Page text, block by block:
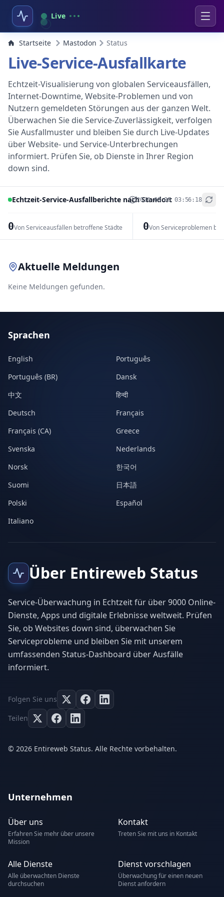
Live
Startseite Mastodon Status
Live-Service-Ausfallkarte
Echtzeit-Visualisierung von globalen Serviceausfällen,
Internet-Downtime, Website-Problemen und von
Nutzern gemeldeten Störungen aus der ganzen Welt.
Überwachen Sie die Service-Zuverlässigkeit, verfolgen
Sie Ausfallmuster und bleiben Sie durch Live-Updates
über Website- und Service-Unterbrechungen
informiert. Prüfen Sie, ob Dienste in Ihrer Region
down sind.
Echtzeit-Service-Ausfallberichte nach Standort
2026-08-08 03:56:18
0Von Serviceausfällen betroffene Städte 0Von Serviceproblemen
+
Aktuelle Meldungen
Keine Meldungen gefunden.
Sprachen
English
Português
Português (BR)
Dansk
中文
हिन्दी
Deutsch
Français
Français (CA)
Greece
Svenska
Nederlands
Norsk
한국어
Suomi
日本語
Polski
Español
Italiano
Über Entireweb Status
Service-Überwachung in Echtzeit für über 9000 Online-
Dienste, Apps und digitale Erlebnisse weltweit. Prüfen
Sie, ob Websites down sind, überwachen Sie
Serviceprobleme und bleiben Sie mit unserem
umfassenden Status-Dashboard über Ausfälle
informiert.
Folgen Sie uns
Teilen
© 2026 Entireweb Status. Alle Rechte vorbehalten.
Unternehmen
Über uns
Erfahren Sie mehr über unsere
Mission
Kontakt
Treten Sie mit uns in Kontakt
Alle Dienste
Alle überwachten Dienste
durchsuchen
Dienst vorschlagen
Überwachung für einen neuen
Dienst anfordern